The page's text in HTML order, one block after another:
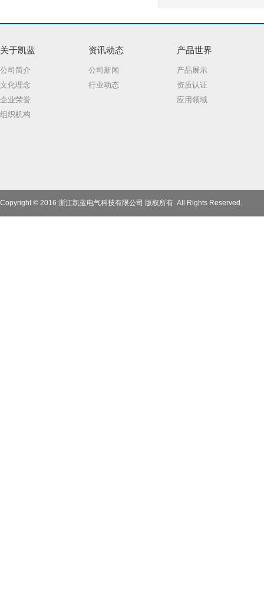
关于凯蓝
公司简介
文化理念
企业荣誉
组织机构
资讯动态
公司新闻
行业动态
产品世界
产品展示
资质认证
应用领域
Copyright © 2016 浙江凯蓝电气科技有限公司 版权所有. All Rights Reserved.